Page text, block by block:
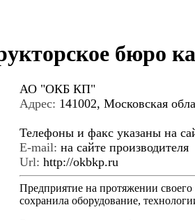
бюро
АО "ОКБ КП"
Адрес: 141002, Московская
Телефоны и факс указаны на
E-mail: на сайте производителя
Url: http://okbkp.ru
Предприятие на протяжении
сохранила оборудование,